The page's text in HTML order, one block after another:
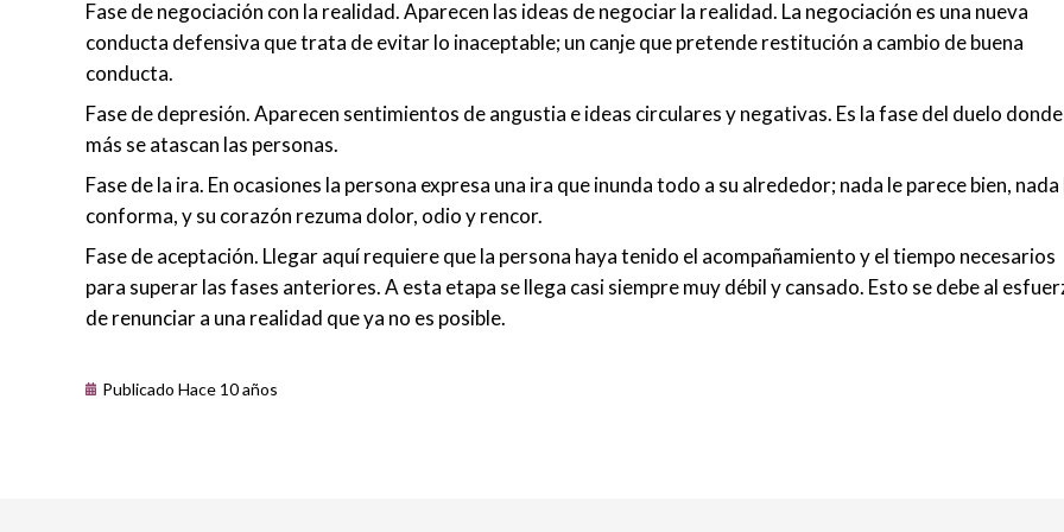
Fase de negociación con la realidad. Aparecen las ideas de negociar la realidad. La negociación es una nueva
conducta defensiva que trata de evitar lo inaceptable; un canje que pretende restitución a cambio de buena
conducta.
Fase de depresión. Aparecen sentimientos de angustia e ideas circulares y negativas. Es la fase del duelo donde
más se atascan las personas.
Fase de la ira. En ocasiones la persona expresa una ira que inunda todo a su alrededor; nada le parece bien, nada
conforma, y su corazón rezuma dolor, odio y rencor.
Fase de aceptación. Llegar aquí requiere que la persona haya tenido el acompañamiento y el tiempo necesarios
para superar las fases anteriores. A esta etapa se llega casi siempre muy débil y cansado. Esto se debe al
de renunciar a una realidad que ya no es posible.
Publicado Hace 10 años